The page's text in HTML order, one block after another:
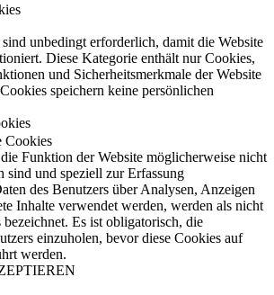
unbedingt erforderlich, damit die Website
Diese Kategorie enthält nur Cookies,
und Sicherheitsmerkmale der Website
speichern keine persönlichen
Cookies
Funktion der Website möglicherweise nicht
sind und speziell zur Erfassung
des Benutzers über Analysen, Anzeigen
Inhalte verwendet werden, werden als nicht
Es ist obligatorisch, die
einzuholen, bevor diese Cookies auf
werden.